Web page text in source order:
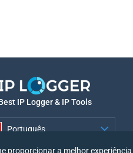
IP Logger & IP Tools
Português
proporcionar a melhor